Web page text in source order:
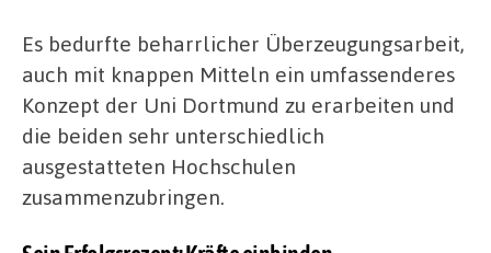
Es bedurfte beharrlicher Überzeugungsarbeit,
auch mit knappen Mitteln ein umfassenderes
Konzept der Uni Dortmund zu erarbeiten und
die beiden sehr unterschiedlich
ausgestatteten Hochschulen
zusammenzubringen.